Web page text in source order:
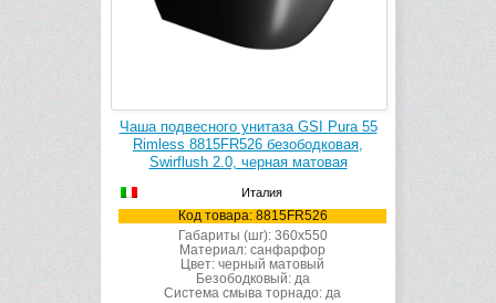
Чаша подвесного унитаза GSI Pura 55
Rimless 8815FR526 безободковая,
Swirflush 2.0, черная матовая
Италия
Код товара: 8815FR526
Габариты (шг): 360x550
Материал: санфарфор
Цвет: черный матовый
Безободковый: да
Система смыва торнадо: да